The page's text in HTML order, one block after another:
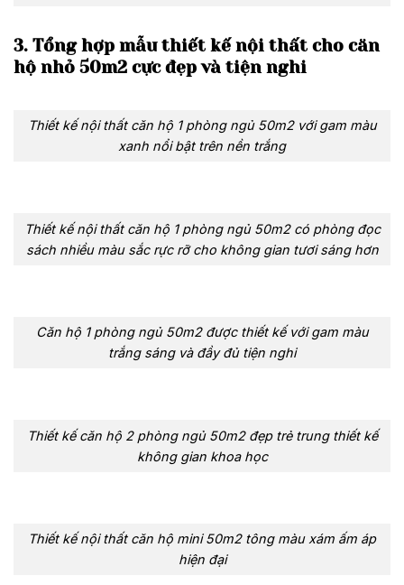
3. Tổng hợp mẫu thiết kế nội thất cho căn
hộ nhỏ 50m2 cực đẹp và tiện nghi
Thiết kế nội thất căn hộ 1 phòng ngủ 50m2 với gam màu
xanh nổi bật trên nền trắng
Thiết kế nội thất căn hộ 1 phòng ngủ 50m2 có phòng đọc
sách nhiều màu sắc rực rỡ cho không gian tươi sáng hơn
Căn hộ 1 phòng ngủ 50m2 được thiết kế với gam màu
trắng sáng và đầy đủ tiện nghi
Thiết kế căn hộ 2 phòng ngủ 50m2 đẹp trẻ trung thiết kế
không gian khoa học
Thiết kế nội thất căn hộ mini 50m2 tông màu xám ấm áp
hiện đại